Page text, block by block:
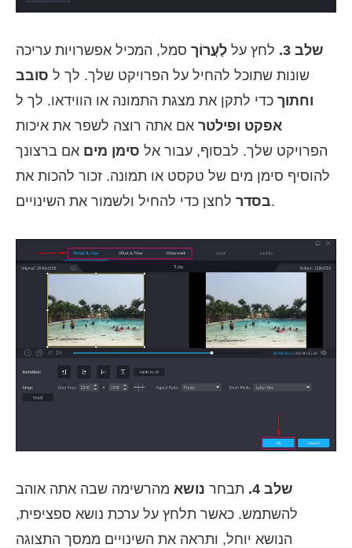
שלב 3. לחץ על לַעֲרוֹך סמל, המכיל אפשרויות עריכה
שונות שתוכל להחיל על הפרויקט שלך. לך ל סובב
וחתוך כדי לתקן את מצגת התמונה או הווידאו. לך ל
אפקט ופילטר אם אתה רוצה לשפר את איכות
הפרויקט שלך. לבסוף, עבור אל סימן מים אם ברצונך
להוסיף סימן מים של טקסט או תמונה. זכור להכות את
בסדרלחצן כדי להחיל ולשמור את השינויים.
שלב 4. תבחר נושא מהרשימה שבה אתה אוהב
להשתמש. כאשר תלחץ על ערכת נושא ספציפית,
הנושא יוחל, ותראה את השינויים ממסך התצוגה